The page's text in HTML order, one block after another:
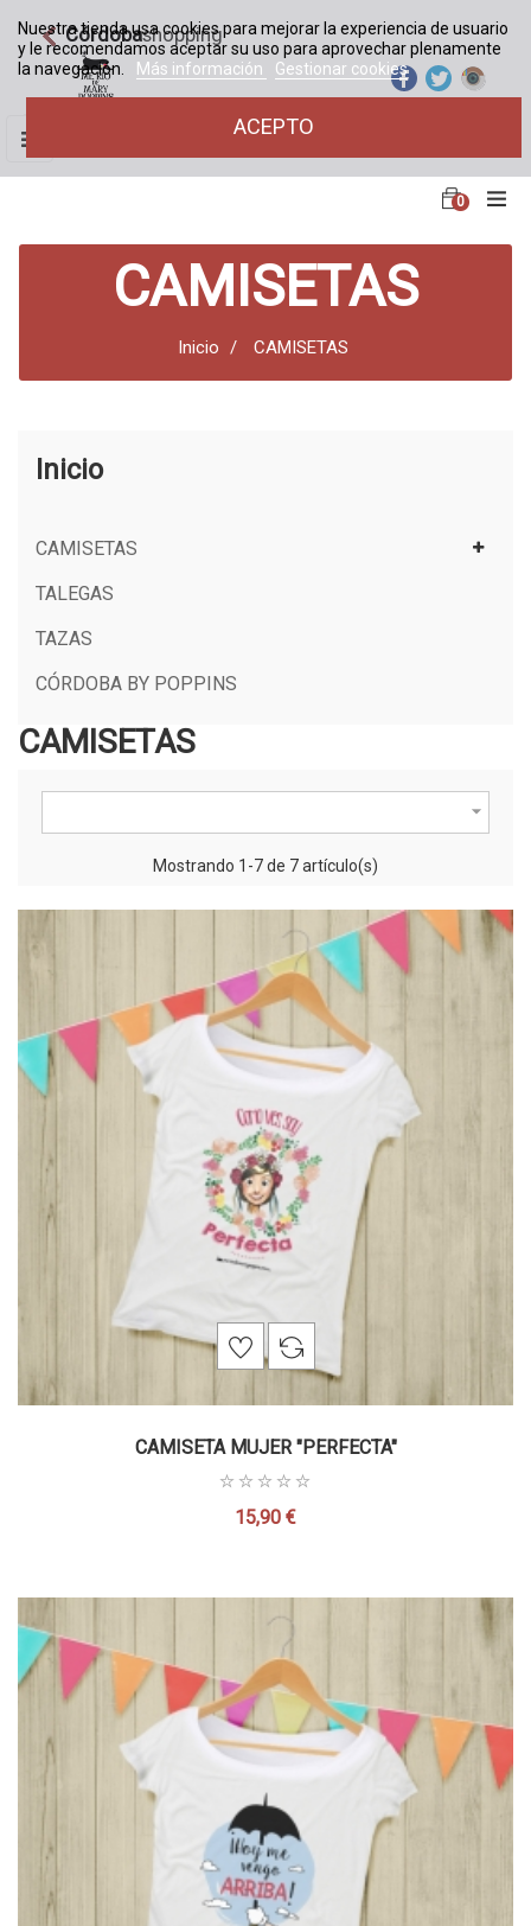
Córdobashopping
Navegación
de
palanca
☰
0
Nuestra tienda usa cookies para mejorar la experiencia de usuario
y le recomendamos aceptar su uso para aprovechar plenamente
la navegación.
Más información Gestionar cookies
ACEPTO
CAMISETAS
Inicio CAMISETAS
Inicio
CAMISETAS
TALEGAS
TAZAS
CÓRDOBA BY POPPINS
CAMISETAS

Mostrando 1-7 de 7 artículo(s)
CAMISETA MUJER "PERFECTA"
Precio
15,90 €